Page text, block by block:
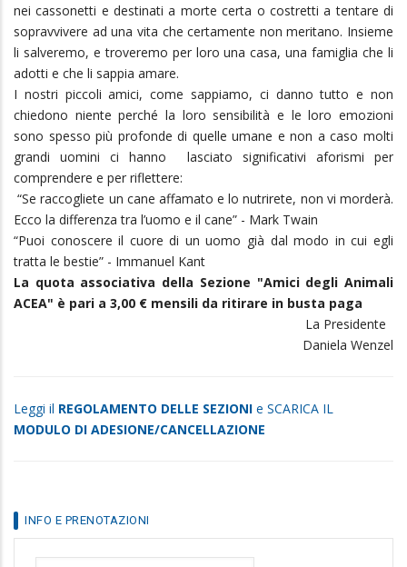
nei cassonetti e destinati a morte certa o costretti a tentare di
sopravvivere ad una vita che certamente non meritano. Insieme
li salveremo, e troveremo per loro una casa, una famiglia che li
adotti e che li sappia amare.
I nostri piccoli amici, come sappiamo, ci danno tutto e non
chiedono niente perché la loro sensibilità e le loro emozioni
sono spesso più profonde di quelle umane e non a caso molti
grandi uomini ci hanno lasciato significativi aforismi per
comprendere e per riflettere:
“Se raccogliete un cane affamato e lo nutrirete, non vi morderà.
Ecco la differenza tra l’uomo e il cane” - Mark Twain
“Puoi conoscere il cuore di un uomo già dal modo in cui egli
tratta le bestie” - Immanuel Kant
La quota associativa della Sezione "Amici degli Animali
ACEA" è pari a 3,00 € mensili da ritirare in busta paga
La Presidente
Daniela Wenzel
Leggi il REGOLAMENTO DELLE SEZIONI e SCARICA IL
MODULO DI ADESIONE/CANCELLAZIONE
INFO E PRENOTAZIONI